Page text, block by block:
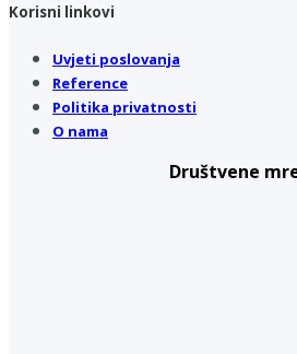
Korisni linkovi
Uvjeti poslovanja
Reference
Politika privatnosti
O nama
Društvene